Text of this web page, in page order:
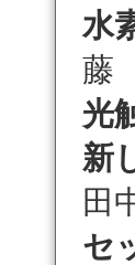
水
藤
光
新
田
セ